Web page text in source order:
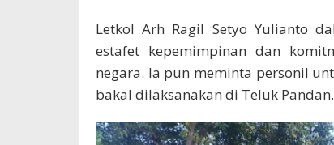
Letkol Arh Ragil Setyo Yulianto
estafet kepemimpinan dan
negara. Ia pun meminta personil
bakal dilaksanakan di Teluk Pandan.